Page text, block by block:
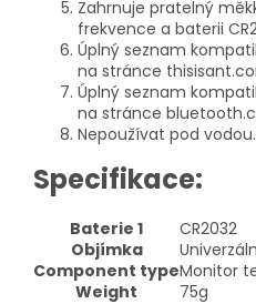
Zahrnuje pratelný
frekvence a baterii
Úplný seznam
na stránce
Úplný seznam
na stránce
Nepoužívat pod vodou.
Specifikace:
Baterie 1
CR2032
Objímka
Component typeMonitor
Weight
75g